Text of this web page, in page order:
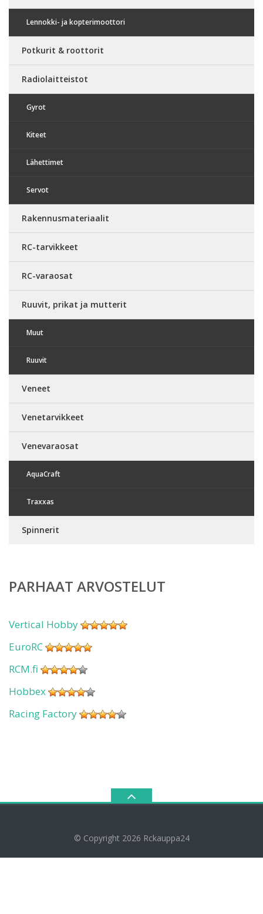
Lennokki- ja kopterimoottori
Potkurit & roottorit
Radiolaitteistot
Gyrot
Kiteet
Lähettimet
Servot
Rakennusmateriaalit
RC-tarvikkeet
RC-varaosat
Ruuvit, prikat ja mutterit
Muut
Ruuvit
Veneet
Venetarvikkeet
Venevaraosat
AquaCraft
Traxxas
Spinnerit
PARHAAT ARVOSTELUT
Vertical Hobby
EuroRC
RCM.fi
Hobbex
Racing Factory
© Copyright 2026 Rckauppa24